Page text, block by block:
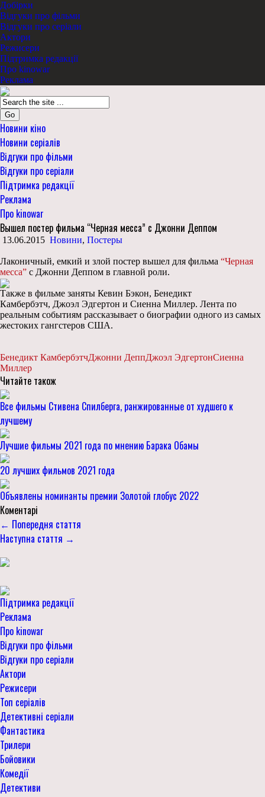
Добірки
Відгуки про фільми
Відгуки про серіали
Актори
Режисери
Підтримка редакції
Про kinowar
Реклама
Go
Новини кіно
Новини серіалів
Відгуки про фільми
Відгуки про серіали
Підтримка редакції
Реклама
Про kinowar
Вышел постер фильма “Черная месса” с Джонни Деппом
13.06.2015 Новини, Постеры
Лаконичный, емкий и злой постер вышел для фильма “Черная
месса” с Джонни Деппом в главной роли.
Также в фильме заняты Кевин Бэкон, Бенедикт
Камбербэтч, Джоэл Эдгертон и Сиенна Миллер. Лента по
реальным событиям рассказывает о биографии одного из самых
жестоких гангстеров США.
Бенедикт КамбербэтчДжонни ДеппДжоэл ЭдгертонСиенна
Миллер
Читайте також
Все фильмы Стивена Спилберга, ранжированные от худшего к
лучшему
Лучшие фильмы 2021 года по мнению Барака Обамы
20 лучших фильмов 2021 года
Объявлены номинанты премии Золотой глобус 2022
Коментарі
← Попередня стаття
Наступна стаття →
Підтримка редакції
Реклама
Про kinowar
Відгуки про фільми
Відгуки про серіали
Актори
Режисери
Топ серіалів
Детективні серіали
Фантастика
Трилери
Бойовики
Комедії
Детективи